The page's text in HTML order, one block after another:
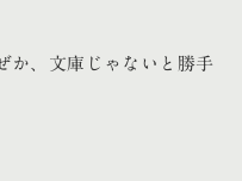
か、文庫じゃないと勝手